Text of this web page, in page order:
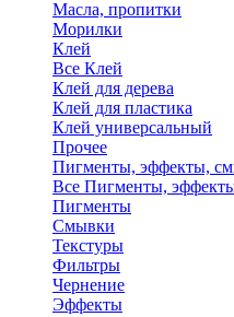
Масла, пропитки
Морилки
Клей
Все Клей
Клей для дерева
Клей для пластика
Клей универсальный
Прочее
Пигменты, эффекты,
Все Пигменты,
Пигменты
Смывки
Текстуры
Фильтры
Чернение
Эффекты